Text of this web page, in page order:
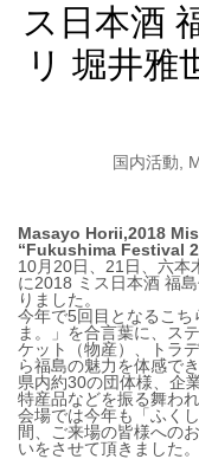
ス日本酒
リ 堀井雅
国内活動
Masayo Horii,2018
“Fukushima Festival
10月20日、21日、六本
に2018 ミス日本酒 福
りました。
今年で5回目となるこ
ま。」を合言葉に、ス
ケット（物産）、トラ
ら福島の魅力を体感で
県内約30の団体様、企
特産品などを振る舞わ
会場では今年も「ふく
間、ご来場の皆様への
いをさせて頂きました。